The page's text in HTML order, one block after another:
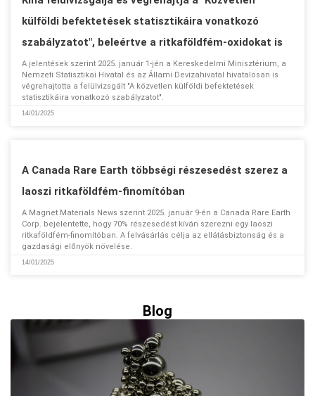
külföldi befektetések statisztikáira vonatkozó
szabályzatot", beleértve a ritkaföldfém-oxidokat is
A jelentések szerint 2025. január 1-jén a Kereskedelmi Minisztérium, a
Nemzeti Statisztikai Hivatal és az Állami Devizahivatal hivatalosan is
végrehajtotta a felülvizsgált "A közvetlen külföldi befektetések
statisztikáira vonatkozó szabályzatot".
14/01/2025
A Canada Rare Earth többségi részesedést szerez a
laoszi ritkaföldfém-finomítóban
A Magnet Materials News szerint 2025. január 9-én a Canada Rare Earth
Corp. bejelentette, hogy 70% részesedést kíván szerezni egy laoszi
ritkaföldfém-finomítóban. A felvásárlás célja az ellátásbiztonság és a
gazdasági előnyök növelése.
14/01/2025
Blog